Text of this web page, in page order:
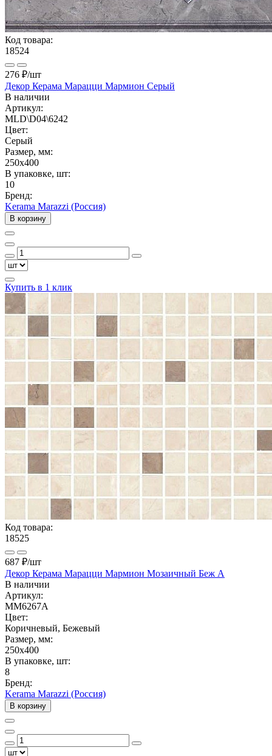
Код товара:
18524
276 ₽/шт
Декор Керама Марацци Мармион Серый
В наличии
Артикул:
MLD\D04\6242
Цвет:
Серый
Размер, мм:
250x400
В упаковке, шт:
10
Бренд:
Kerama Marazzi (Россия)
В корзину
Купить в 1 клик
Код товара:
18525
687 ₽/шт
Декор Керама Марацци Мармион Мозаичный Беж A
В наличии
Артикул:
MM6267A
Цвет:
Коричневый, Бежевый
Размер, мм:
250x400
В упаковке, шт:
8
Бренд:
Kerama Marazzi (Россия)
В корзину